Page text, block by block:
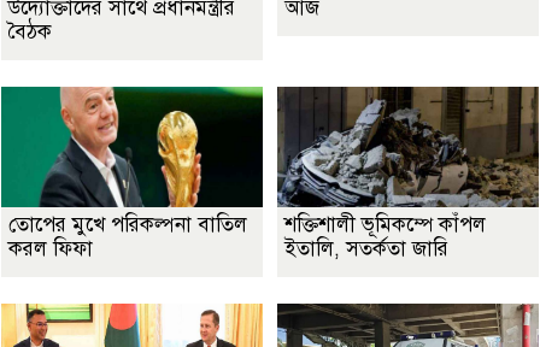
উদ্যোক্তাদের সাথে প্রধানমন্ত্রীর
বৈঠক
আজ
তোপের মুখে পরিকল্পনা বাতিল
করল ফিফা
শক্তিশালী ভূমিকম্পে কাঁপল
ইতালি, সতর্কতা জারি